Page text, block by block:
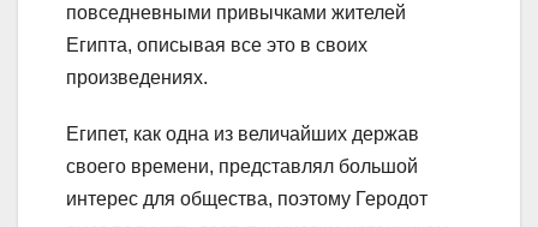
повседневными привычками жителей
Египта, описывая все это в своих
произведениях.
Египет, как одна из величайших держав
своего времени, представлял большой
интерес для общества, поэтому Геродот